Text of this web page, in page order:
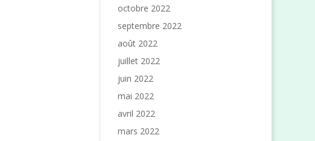
octobre 2022
septembre 2022
août 2022
juillet 2022
juin 2022
mai 2022
avril 2022
mars 2022